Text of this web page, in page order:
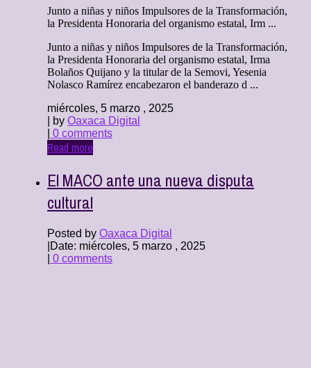
Junto a niñas y niños Impulsores de la Transformación,
la Presidenta Honoraria del organismo estatal, Irm ...
Junto a niñas y niños Impulsores de la Transformación,
la Presidenta Honoraria del organismo estatal, Irma
Bolaños Quijano y la titular de la Semovi, Yesenia
Nolasco Ramírez encabezaron el banderazo d ...
miércoles, 5 marzo , 2025
| by Oaxaca Digital
0 comments
Read more
El MACO ante una nueva disputa
cultural
Posted by Oaxaca Digital
Date: miércoles, 5 marzo , 2025
0 comments